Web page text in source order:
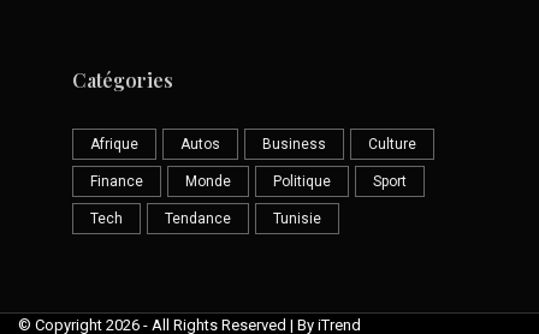
Catégories
Afrique Autos Business Culture
Finance Monde Politique Sport
Tech Tendance Tunisie
© Copyright 2026 - All Rights Reserved | By iTrend